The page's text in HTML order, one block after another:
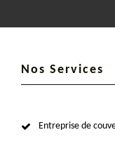
Nos Services
Entreprise de